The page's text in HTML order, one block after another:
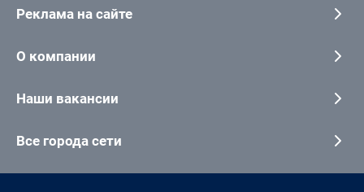
Реклама на сайте
О компании
Наши вакансии
Все города сети